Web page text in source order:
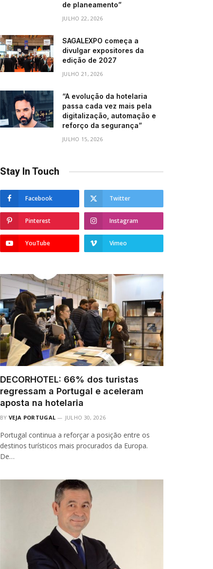
de planeamento”
JULHO 22, 2026
SAGALEXPO começa a
divulgar expositores da
edição de 2027
JULHO 21, 2026
“A evolução da hotelaria
passa cada vez mais pela
digitalização, automação e
reforço da segurança”
JULHO 15, 2026
Stay In Touch
Facebook Twitter
Pinterest Instagram
YouTube Vimeo
DECORHOTEL: 66% dos turistas
regressam a Portugal e aceleram
aposta na hotelaria
BY VEJA PORTUGAL JULHO 30, 2026
Portugal continua a reforçar a posição entre os
destinos turísticos mais procurados da Europa.
De…